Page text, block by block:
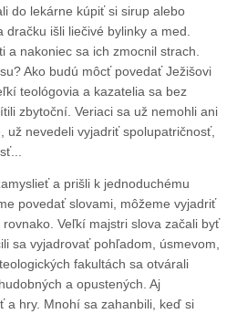
do lekárne kúpiť si sirup alebo
dračku išli liečivé bylinky a med.
a nakoniec sa ich zmocnil strach.
Ako budú môcť povedať Ježišovi
teológovia a kazatelia sa bez
zbytoční. Veriaci sa už nemohli ani
už nevedeli vyjadriť spolupatričnosť,
a prišli k jednoduchému
povedať slovami, môžeme vyjadriť
Veľkí majstri slova začali byť
sa vyjadrovať pohľadom, úsmevom,
fakultách sa otvárali
a opustených. Aj
a hry. Mnohí sa zahanbili, keď si